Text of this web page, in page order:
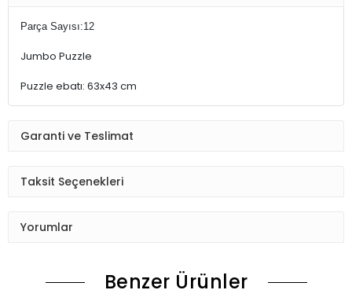
Parça Sayısı:12
Jumbo Puzzle
Puzzle ebatı: 63x43 cm
Garanti ve Teslimat
Taksit Seçenekleri
Yorumlar
Benzer Ürünler